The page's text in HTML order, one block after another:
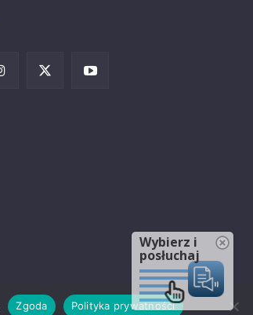
Zgoda Polityka prywatności
Wybierz i
posłuchaj